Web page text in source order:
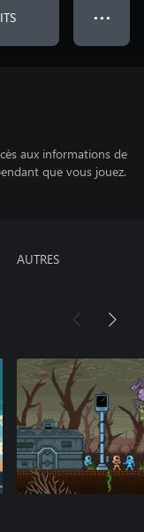
● ● ●
aux informations de
que vous jouez.
AUTRES